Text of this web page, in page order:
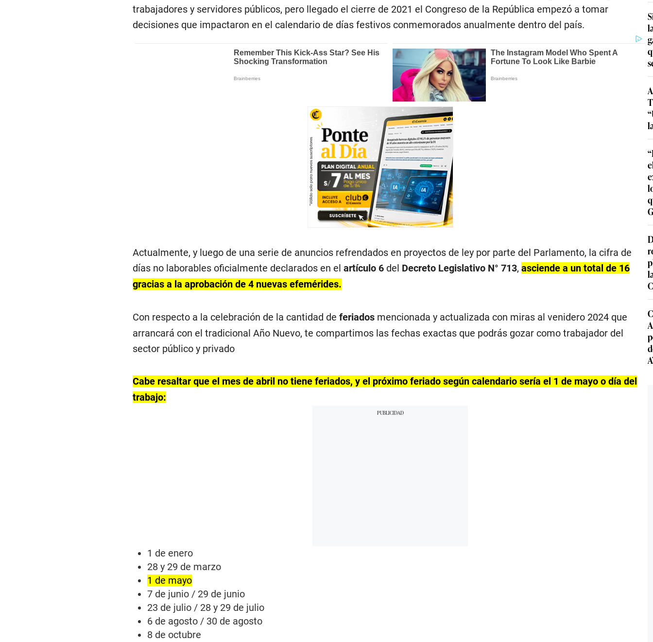
trabajadores y servidores públicos, pero llegado el cierre de 2021 el Congreso de la República empezó a tomar
decisiones que impactaron en el calendario de días festivos conmemorados anualmente dentro del país.
Actualmente, y luego de una serie de anuncios refrendados en proyectos de ley por parte del Parlamento, la cifra de
días no laborables oficialmente declarados en elartículo 6 del Decreto Legislativo N° 713,asciende a un total de 16
gracias a la aprobación de 4 nuevas efemérides.
Con respecto a la celebración de la cantidad deferiados mencionada y actualizada con miras al venidero 2024 que
arrancará con el tradicional Año Nuevo, te compartimos las fechas exactas que podrás gozar como trabajador del
sector público y privado
Cabe resaltar que el mes de abril no tiene feriados, y el próximo feriado según calendario sería el 1 de mayo o día del
trabajo:
1 de enero
28 y 29 de marzo
1 de mayo
7 de junio / 29 de junio
23 de julio / 28 y 29 de julio
6 de agosto / 30 de agosto
8 de octubre